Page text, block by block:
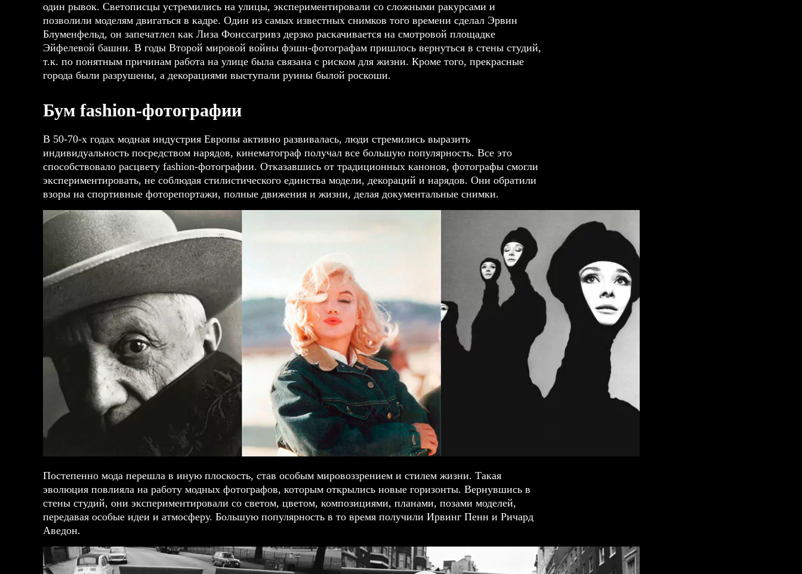
один рывок. Светописцы устремились на улицы, экспериментировали со сложными ракурсами и
позволили моделям двигаться в кадре. Один из самых известных снимков того времени сделал Эрвин
Блуменфельд, он запечатлел как Лиза Фонссагривз дерзко раскачивается на смотровой площадке
Эйфелевой башни. В годы Второй мировой войны фэшн-фотографам пришлось вернуться в стены студий,
т.к. по понятным причинам работа на улице была связана с риском для жизни. Кроме того, прекрасные
города были разрушены, а декорациями выступали руины былой роскоши.
Бум fashion-фотографии
В 50-70-х годах модная индустрия Европы активно развивалась, люди стремились выразить
индивидуальность посредством нарядов, кинематограф получал все большую популярность. Все это
способствовало расцвету fashion-фотографии. Отказавшись от традиционных канонов, фотографы смогли
экспериментировать, не соблюдая стилистического единства модели, декораций и нарядов. Они обратили
взоры на спортивные фоторепортажи, полные движения и жизни, делая документальные снимки.
Постепенно мода перешла в иную плоскость, став особым мировоззрением и стилем жизни. Такая
эволюция повлияла на работу модных фотографов, которым открылись новые горизонты. Вернувшись в
стены студий, они экспериментировали со светом, цветом, композициями, планами, позами моделей,
передавая особые идеи и атмосферу. Большую популярность в то время получили Ирвинг Пенн и Ричард
Аведон.